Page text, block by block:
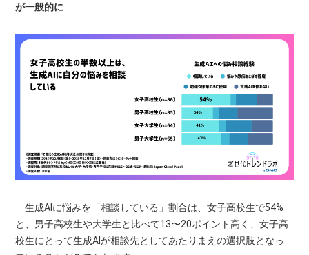
が一般的に
生成AIに悩みを「相談している」割合は、女子高校生で54%
と、男子高校生や大学生と比べて13〜20ポイント高く、女子高
校生にとって生成AIが相談先としてあたりまえの選択肢となっ